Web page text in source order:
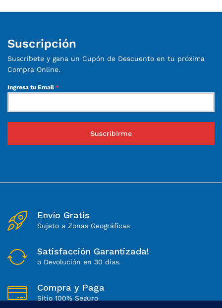
Suscripción
Suscríbete y gana un Cupón de Descuento en tu próxima
Compra Online.
Ingresa tu Email *
Suscribirme
Envío Gratis
Sujeto a Zonas Geográficas
Satisfacción Garantizada!
o Devolución en 30 días.
Compra y Paga
Sitio 100% Seguro